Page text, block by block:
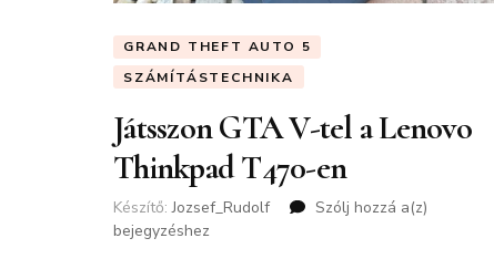
GRAND THEFT AUTO 5
SZÁMÍTÁSTECHNIKA
Játsszon GTA V-tel a Lenovo
Thinkpad T470-en
Készítő:Jozsef_Rudolf Szólj hozzá a(z)
bejegyzéshez